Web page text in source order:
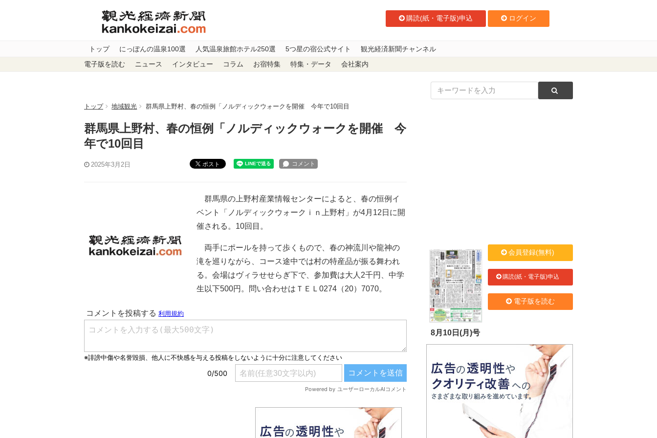
購読(紙・電子版)申込 ログイン
トップ にっぽんの温泉100選 人気温泉旅館ホテル250選 5つ星の宿公式サイト 観光経済新聞チャンネル
電子版を読む ニュース インタビュー コラム お宿特集 特集・データ 会社案内
トップ 地域観光 群馬県上野村、春の恒例「ノルディックウォークを開催 今年で10回目
群馬県上野村、春の恒例「ノルディックウォークを開催 今
年で10回目
2025年3月2日 ポスト
群馬県の上野村産業情報センターによると、春の恒例イ
ベント「ノルディックウォークｉｎ上野村」が4月12日に開
催される。10回目。
両手にポールを持って歩くもので、春の神流川や龍神の
滝を巡りながら、コース途中では村の特産品が振る舞われ
る。会場はヴィラせせらぎ下で、参加費は大人2千円、中学
生以下500円。問い合わせはＴＥＬ0274（20）7070。
8月10日(月)号
会員登録(無料)
購読(紙・電子版)申込
電子版を読む